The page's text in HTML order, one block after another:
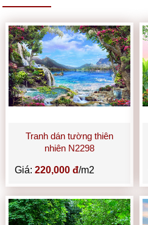
Tranh dán tường thiên
nhiên N2298
Giá:220,000 đ/m2